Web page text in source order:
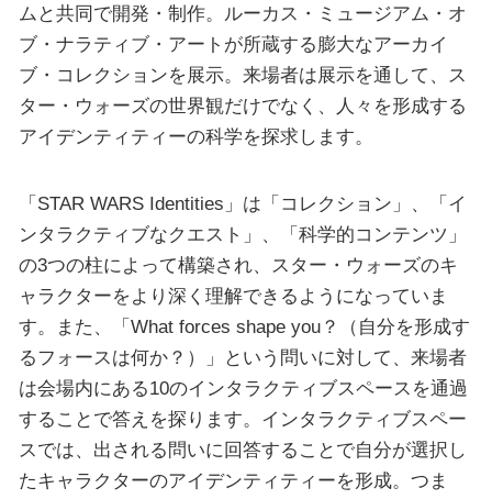
ムと共同で開発・制作。ルーカス・ミュージアム・オ
ブ・ナラティブ・アートが所蔵する膨大なアーカイ
ブ・コレクションを展示。来場者は展示を通して、ス
ター・ウォーズの世界観だけでなく、人々を形成する
アイデンティティーの科学を探求します。
「STAR WARS Identities」は「コレクション」、「イ
ンタラクティブなクエスト」、「科学的コンテンツ」
の3つの柱によって構築され、スター・ウォーズのキ
ャラクターをより深く理解できるようになっていま
す。また、「What forces shape you？（自分を形成す
るフォースは何か？）」という問いに対して、来場者
は会場内にある10のインタラクティブスペースを通過
することで答えを探ります。インタラクティブスペー
スでは、出される問いに回答することで自分が選択し
たキャラクターのアイデンティティーを形成。つま